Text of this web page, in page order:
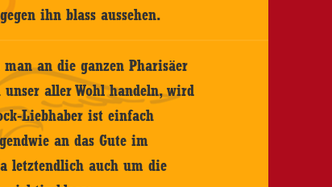
ihn blass aussehen.
man an die ganzen Pharisäer
aller Wohl handeln, wird
Liebhaber ist einfach
an das Gute im
letztendlich auch um die